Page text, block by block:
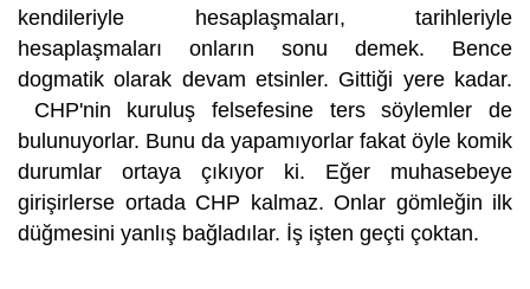
kendileriyle hesaplaşmaları, tarihleriyle
hesaplaşmaları onların sonu demek. Bence
dogmatik olarak devam etsinler. Gittiği yere kadar.
CHP'nin kuruluş felsefesine ters söylemler de
bulunuyorlar. Bunu da yapamıyorlar fakat öyle komik
durumlar ortaya çıkıyor ki. Eğer muhasebeye
girişirlerse ortada CHP kalmaz. Onlar gömleğin ilk
düğmesini yanlış bağladılar. İş işten geçti çoktan.